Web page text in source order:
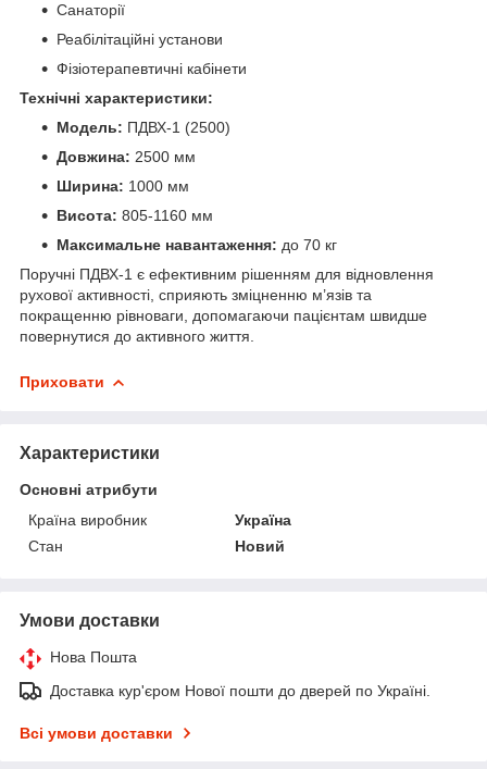
Санаторії
Реабілітаційні установи
Фізіотерапевтичні кабінети
Технічні характеристики:
Модель: ПДВХ-1 (2500)
Довжина: 2500 мм
Ширина: 1000 мм
Висота: 805-1160 мм
Максимальне навантаження: до 70 кг
Поручні ПДВХ-1 є ефективним рішенням для відновлення
рухової активності, сприяють зміцненню м’язів та
покращенню рівноваги, допомагаючи пацієнтам швидше
повернутися до активного життя.
Приховати
Характеристики
Основні атрибути
Країна виробник
Україна
Стан
Новий
Умови доставки
Нова Пошта
Доставка кур'єром Нової пошти до дверей по Україні.
Всі умови доставки